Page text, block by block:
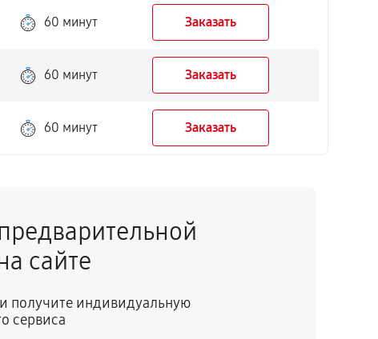
60 минут Заказать
60 минут Заказать
60 минут Заказать
сайте
и получите индивидуальную
сервиса